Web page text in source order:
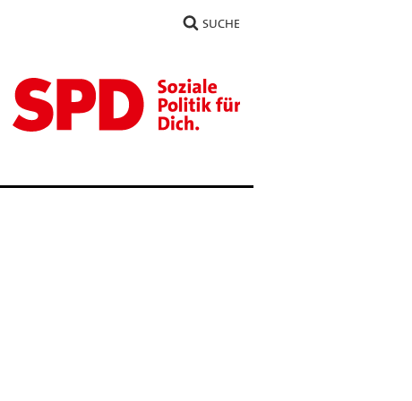
SUCHE